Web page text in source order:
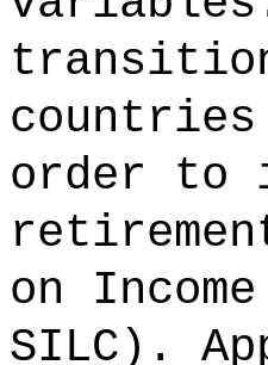
order to
on
SILC).